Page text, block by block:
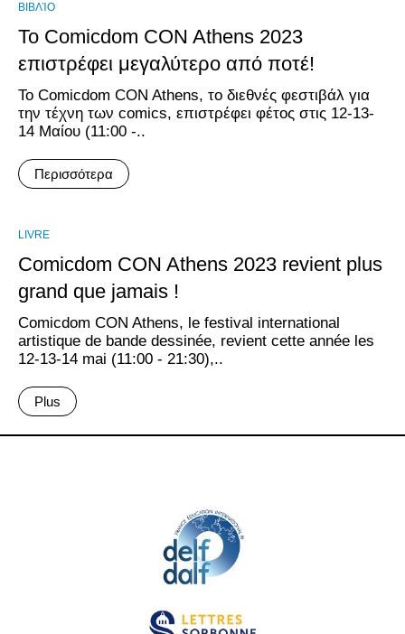
ΒΙΒΛΊΟ
Το Comicdom CON Athens 2023
επιστρέφει μεγαλύτερο από ποτέ!
Το Comicdom CON Athens, το διεθνές φεστιβάλ για
την τέχνη των comics, επιστρέφει φέτος στις 12-13-
14 Μαίου (11:00 -..
Περισσότερα
LIVRE
Comicdom CON Athens 2023 revient plus
grand que jamais !
Comicdom CON Athens, le festival international
artistique de bande dessinée, revient cette année les
12-13-14 mai (11:00 - 21:30),..
Plus